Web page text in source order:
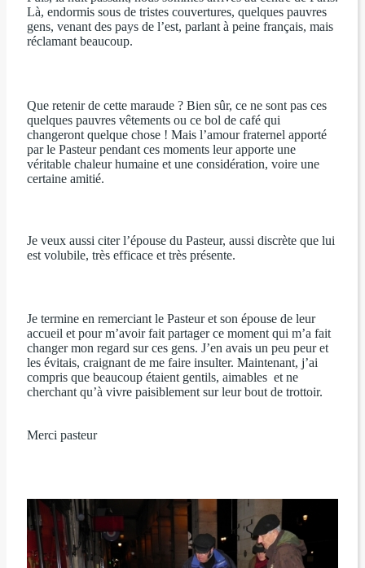
Là, endormis sous de tristes couvertures, quelques pauvres
gens, venant des pays de l’est, parlant à peine français, mais
réclamant beaucoup.
Que retenir de cette maraude ? Bien sûr, ce ne sont pas ces
quelques pauvres vêtements ou ce bol de café qui
changeront quelque chose ! Mais l’amour fraternel apporté
par le Pasteur pendant ces moments leur apporte une
véritable chaleur humaine et une considération, voire une
certaine amitié.
Je veux aussi citer l’épouse du Pasteur, aussi discrète que lui
est volubile, très efficace et très présente.
Je termine en remerciant le Pasteur et son épouse de leur
accueil et pour m’avoir fait partager ce moment qui m’a fait
changer mon regard sur ces gens. J’en avais un peu peur et
les évitais, craignant de me faire insulter. Maintenant, j’ai
compris que beaucoup étaient gentils, aimables et ne
cherchant qu’à vivre paisiblement sur leur bout de trottoir.
Merci pasteur